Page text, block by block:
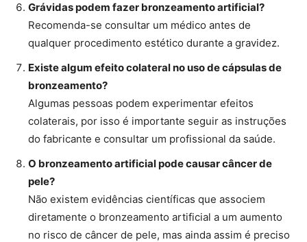
Grávidas podem fazer bronzeamento artificial?
Recomenda-se consultar um médico antes de
qualquer procedimento estético durante a gravidez.
Existe algum efeito colateral no uso de cápsulas de
bronzeamento?
Algumas pessoas podem experimentar efeitos
colaterais, por isso é importante seguir as instruções
do fabricante e consultar um profissional da saúde.
O bronzeamento artificial pode causar câncer de
pele?
Não existem evidências científicas que associem
diretamente o bronzeamento artificial a um aumento
no risco de câncer de pele, mas ainda assim é preciso